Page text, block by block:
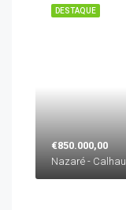
DESTAQUE
€850.000,00
Nazaré - Calhau